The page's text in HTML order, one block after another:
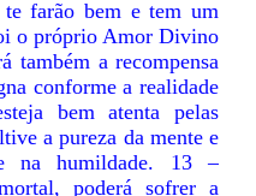
te farão bem e tem um
o próprio Amor Divino
também a recompensa
conforme a realidade
bem atenta pelas
a pureza da mente e
na humildade. 13 –
poderá sofrer a